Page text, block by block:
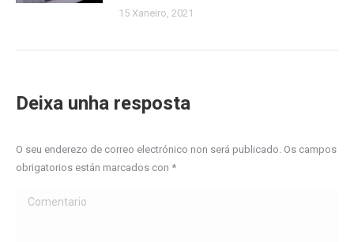
15 Xaneiro, 2021
Deixa unha resposta
O seu enderezo de correo electrónico non será publicado. Os campos
obrigatorios están marcados con *
Comentario